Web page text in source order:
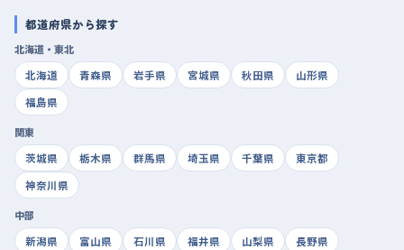
都道府県から探す
北海道・東北
北海道
青森県 岩手県 宮城県 秋田県
山形県
福島県
関東
茨城県
栃木県 群馬県 埼玉県 千葉県
東京都
神奈川県
中部
新潟県
富山県 石川県 福井県 山梨県
長野県